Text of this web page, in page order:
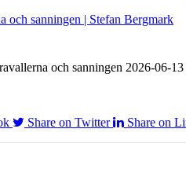
och sanningen | Stefan Bergmark
och sanningen 2026-06-
Share on Twitter Share on